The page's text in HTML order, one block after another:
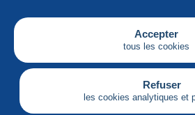
Accepter
tous les cookies
Refuser
les cookies analytiques et
Société
Services
Articles